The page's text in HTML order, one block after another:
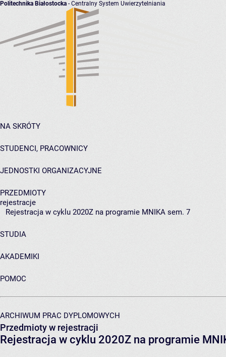
Politechnika Białostocka - Centralny System Uwierzytelniania
NA SKRÓTY
STUDENCI, PRACOWNICY
JEDNOSTKI ORGANIZACYJNE
PRZEDMIOTY
rejestracje
Rejestracja w cyklu 2020Z na programie MNIKA sem. 7
STUDIA
AKADEMIKI
POMOC
ARCHIWUM PRAC DYPLOMOWYCH
Przedmioty w rejestracji
Rejestracja w cyklu 2020Z na programie